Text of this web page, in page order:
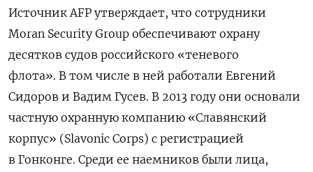
Источник AFP утверждает, что сотрудники
Moran Security Group обеспечивают охрану
десятков судов российского «теневого
флота». В том числе в ней работали Евгений
Сидоров и Вадим Гусев. В 2013 году они основали
частную охранную компанию «Славянский
корпус» (Slavonic Corps) с регистрацией
в Гонконге. Среди ее наемников были лица,